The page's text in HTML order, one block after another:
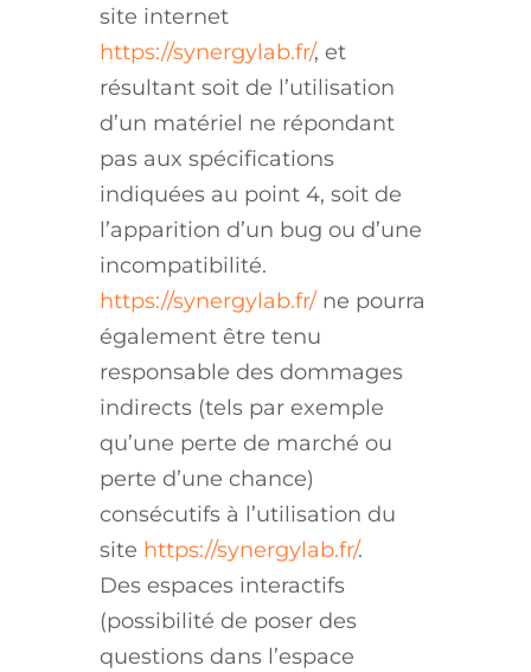
site internet
https://synergylab.fr/, et
résultant soit de l’utilisation
d’un matériel ne répondant
pas aux spécifications
indiquées au point 4, soit de
l’apparition d’un bug ou d’une
incompatibilité.
https://synergylab.fr/ ne pourra
également être tenu
responsable des dommages
indirects (tels par exemple
qu’une perte de marché ou
perte d’une chance)
consécutifs à l’utilisation du
site https://synergylab.fr/.
Des espaces interactifs
(possibilité de poser des
questions dans l’espace